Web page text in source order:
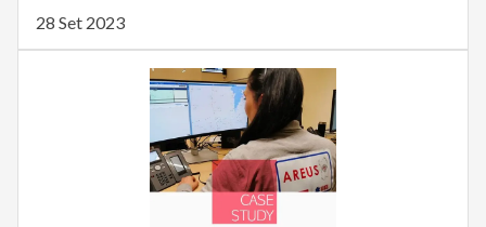
28 Set 2023